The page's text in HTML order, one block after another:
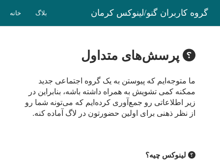
گروه کاربران گنو/لینوکس کرمان بلاگ خانه
پرسش‌های متداول
ما متوجه‌ایم که پیوستن به یک گروه اجتماعی جدید
ممکنه کمی تشویش به همراه داشته باشه، بنابراین در
زیر اطلاعاتی رو جمع‌آوری کرده‌ایم که می‌تونه شما رو
از نظر ذهنی برای اولین حضورتون در لاگ آماده کنه.
لینوکس چیه؟